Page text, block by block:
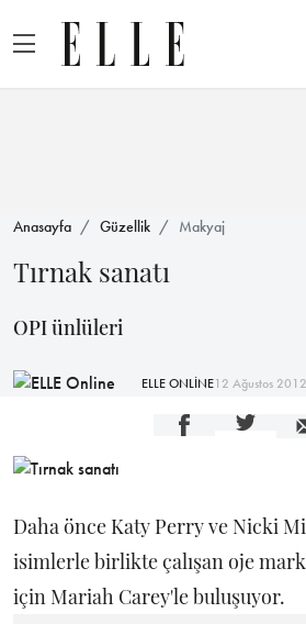
Anasayfa Güzellik Makyaj
Tırnak sanatı
OPI ünlüleri
ELLE ONLİNE12 Ağustos 2012
Daha önce Katy Perry ve Nicki
isimlerle birlikte çalışan oje
için Mariah Carey'le buluşuyor.